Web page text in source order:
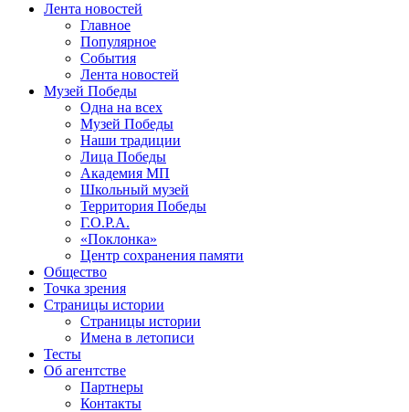
Лента новостей
Главное
Популярное
События
Лента новостей
Музей Победы
Одна на всех
Музей Победы
Наши традиции
Лица Победы
Академия МП
Школьный музей
Территория Победы
Г.О.Р.А.
«Поклонка»
Центр сохранения памяти
Общество
Точка зрения
Страницы истории
Страницы истории
Имена в летописи
Тесты
Об агентстве
Партнеры
Контакты